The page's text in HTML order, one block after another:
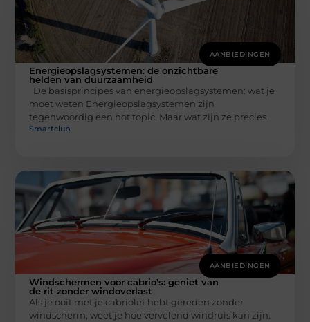
AANBIEDINGEN
Energieopslagsystemen: de onzichtbare
helden van duurzaamheid
De basisprincipes van energieopslagsystemen: wat je
moet weten Energieopslagsystemen zijn
tegenwoordig een hot topic. Maar wat zijn ze precies
Smartclub
AANBIEDINGEN
Windschermen voor cabrio's: geniet van
de rit zonder windoverlast
Als je ooit met je cabriolet hebt gereden zonder
windscherm, weet je hoe vervelend windruis kan zijn.